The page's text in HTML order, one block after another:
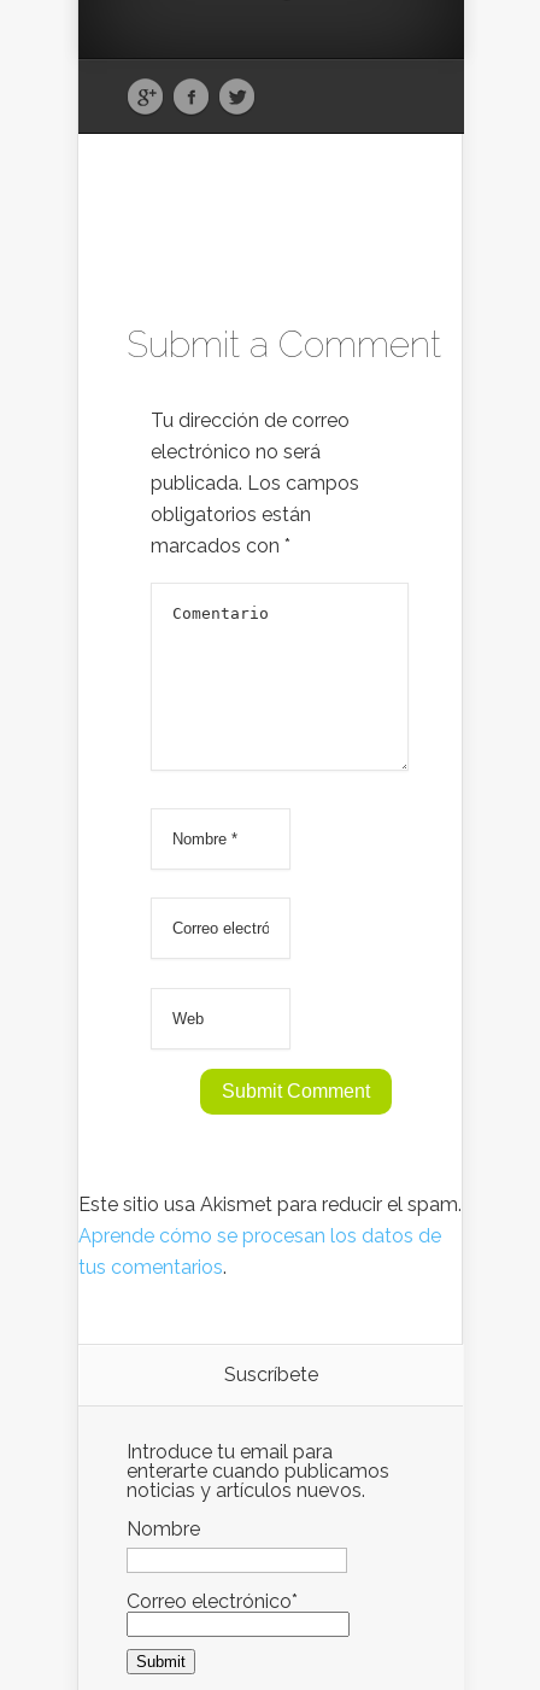
Submit a Comment
Tu dirección de correo
electrónico no será
publicada. Los campos
obligatorios están
marcados con *
Este sitio usa Akismet para reducir el spam.
Aprende cómo se procesan los datos de
tus comentarios.
Suscríbete
Introduce tu email para
enterarte cuando publicamos
noticias y artículos nuevos.
Nombre
Correo electrónico*